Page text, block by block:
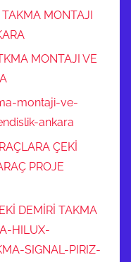
MONTAJI
MONTAJI VE
montaji-ve-
ankara
ÇEKİ
PROJE
DEMİRİ TAKMA
HILUX-
SIGNAL-PIRIZ-